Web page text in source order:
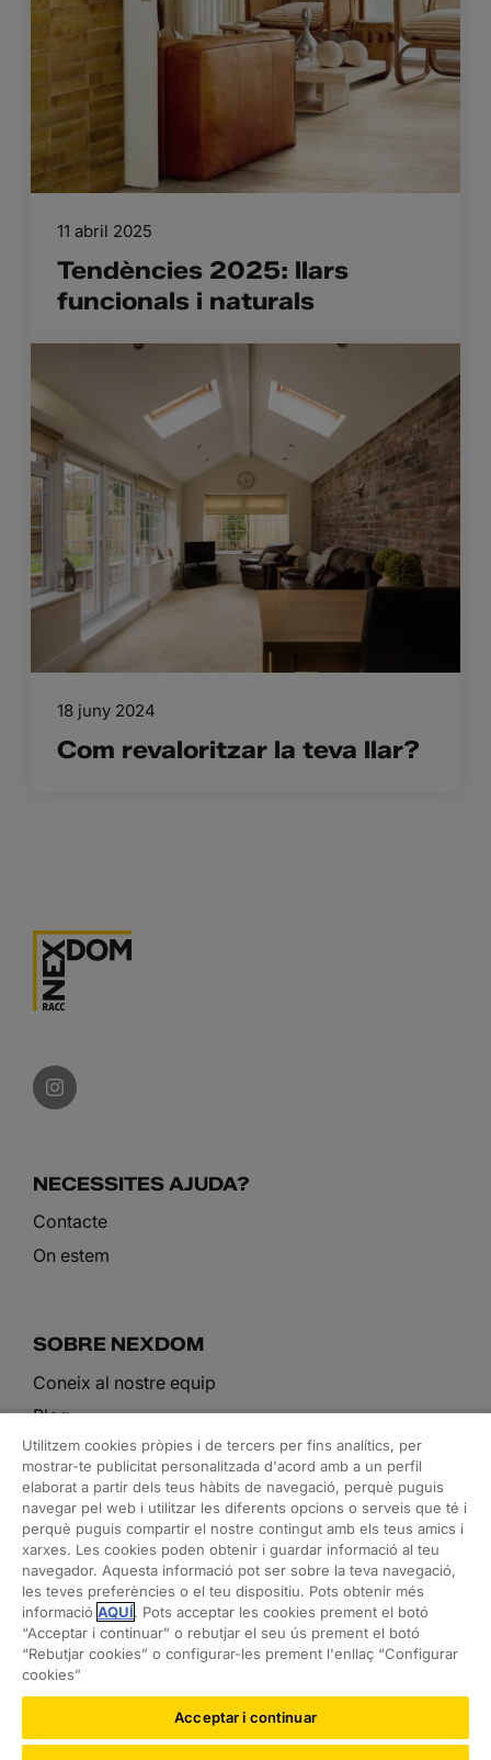
Tendències 2025: llars
funcionals i naturals
11 abril 2025
Com revaloritzar la teva llar?
18 juny 2024
NECESSITES AJUDA?
Contacte
On estem
SOBRE NEXDOM
Coneix al nostre equip
Blog
ELS NOSTRES SERVEIS
Arquitectura i rehabilitació
Interiorisme i decoració
Ordre a la llar
Feng shui
Assessorament tècnic i immobiliari
Utilitzem cookies pròpies i de tercers per fins analítics, per
mostrar-te publicitat personalitzada d'acord amb a un perfil
elaborat a partir dels teus hàbits de navegació, perquè puguis
navegar pel web i utilitzar les diferents opcions o serveis que té i
perquè puguis compartir el nostre contingut amb els teus amics i
xarxes. Les cookies poden obtenir i guardar informació al teu
navegador. Aquesta informació pot ser sobre la teva navegació,
les teves preferències o el teu dispositiu. Pots obtenir més
informació AQUÍ. Pots acceptar les cookies prement el botó
“Acceptar i continuar” o rebutjar el seu ús prement el botó
“Rebutjar cookies” o configurar-les prement l'enllaç “Configurar
cookies”
Acceptar i continuar